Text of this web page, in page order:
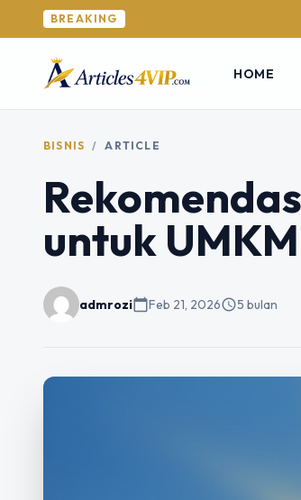
BREAKING
HOME
BISNIS / ARTICLE
untuk
admrozicalendar_todayFeb 21, 2026schedule5 bulan